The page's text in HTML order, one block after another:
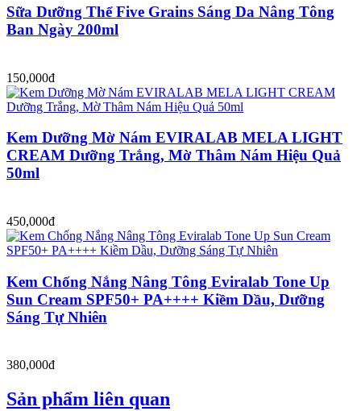
Sữa Dưỡng Thể Five Grains Sáng Da Nâng Tông
Ban Ngày 200ml
150,000đ
Kem Dưỡng Mờ Nám EVIRALAB MELA LIGHT
CREAM Dưỡng Trắng, Mờ Thâm Nám Hiệu Quả
50ml
450,000đ
Kem Chống Nắng Nâng Tông Eviralab Tone Up
Sun Cream SPF50+ PA++++ Kiềm Dầu, Dưỡng
Sáng Tự Nhiên
380,000đ
Sản phẩm liên quan